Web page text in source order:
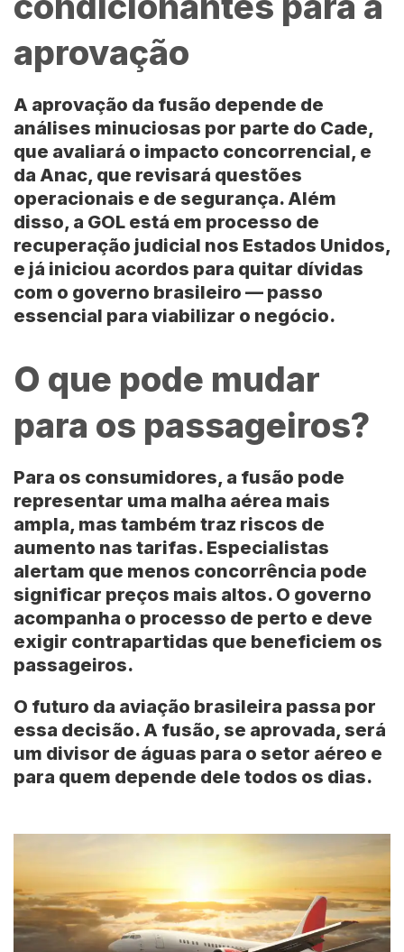
aprovação
A aprovação da fusão depende de
análises minuciosas por parte do Cade,
que avaliará o impacto concorrencial, e
da Anac, que revisará questões
operacionais e de segurança. Além
disso, a GOL está em processo de
recuperação judicial nos Estados Unidos,
e já iniciou acordos para quitar dívidas
com o governo brasileiro — passo
essencial para viabilizar o negócio.
O que pode mudar
para os passageiros?
Para os consumidores, a fusão pode
representar uma malha aérea mais
ampla, mas também traz riscos de
aumento nas tarifas. Especialistas
alertam que menos concorrência pode
significar preços mais altos. O governo
acompanha o processo de perto e deve
exigir contrapartidas que beneficiem os
passageiros.
O futuro da aviação brasileira passa por
essa decisão. A fusão, se aprovada, será
um divisor de águas para o setor aéreo e
para quem depende dele todos os dias.